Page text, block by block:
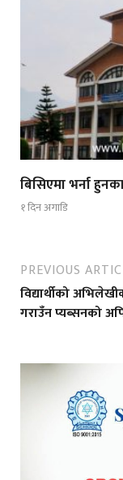
बिसिएमा भर्ना
१ दिन अगाडि
PREVIOUS
विद्यार्थीको
गराउँन प्यब्सनको